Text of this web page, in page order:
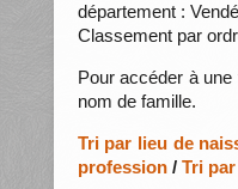
département :
Classement par
Pour accéder à
nom de famille.
Tri par lieu de
profession/ Tri